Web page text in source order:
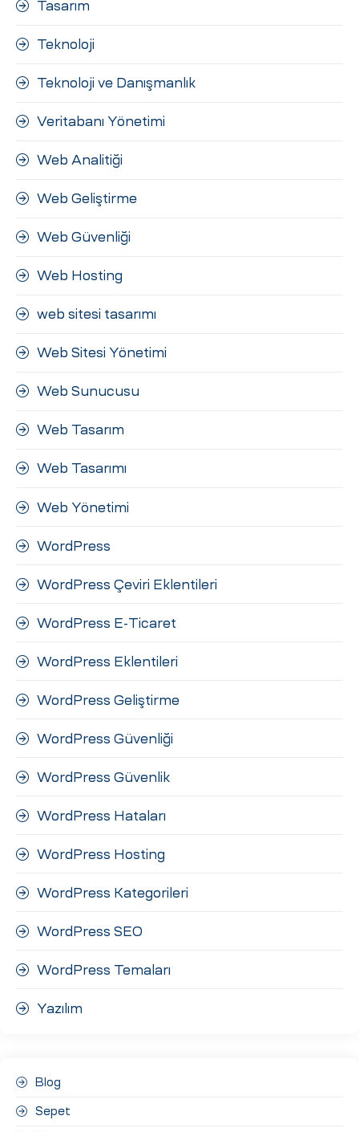
Tasarım
Teknoloji
Teknoloji ve Danışmanlık
Veritabanı Yönetimi
Web Analitiği
Web Geliştirme
Web Güvenliği
Web Hosting
web sitesi tasarımı
Web Sitesi Yönetimi
Web Sunucusu
Web Tasarım
Web Tasarımı
Web Yönetimi
WordPress
WordPress Çeviri Eklentileri
WordPress E-Ticaret
WordPress Eklentileri
WordPress Geliştirme
WordPress Güvenliği
WordPress Güvenlik
WordPress Hataları
WordPress Hosting
WordPress Kategorileri
WordPress SEO
WordPress Temaları
Yazılım
Blog
Sepet